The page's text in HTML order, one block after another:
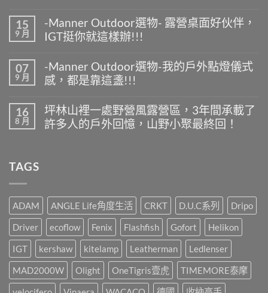
Manner
Outdoor
夏
天
露
什
麼
最
好
中
無
留
言
15
9 月
-Manner Outdoor選物- 露營桌面好伙伴，
IGT挺你就這樣辦!!!
Manner
Outdoor
選
露
營
桌
這
辦!!!〉
中
無
留
言
07
9 月
-Manner Outdoor選物-我的戶外點燈儀式
感，都是靠這盞!!!
〈-
Manner
Outdoor
選
燈
式
感，
都
是
靠
這
盞!!!〉
中
無
留
言
16
8 月
坪林山裡一處野營風露營區，3年間承載了
許多人的戶外回憶，山野小聚最終回！
處
營
露
營
區，
3
年
間
承
TAGS
ADAM ANGLE Life角度生活 CRKT D.U.C系列
Dripo
Driver
ecoflow Fenix Flashfish Gofort
Helikon
IGT
kershaw kitelamp Leatherman
Ledlenser
MAD2000W
Olight OneTigris壹虎
TIMEMORE泰摩